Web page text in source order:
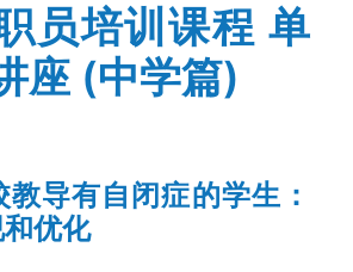
员培训课程 单
座 (中学篇)
导有自闭症的学生：
优化